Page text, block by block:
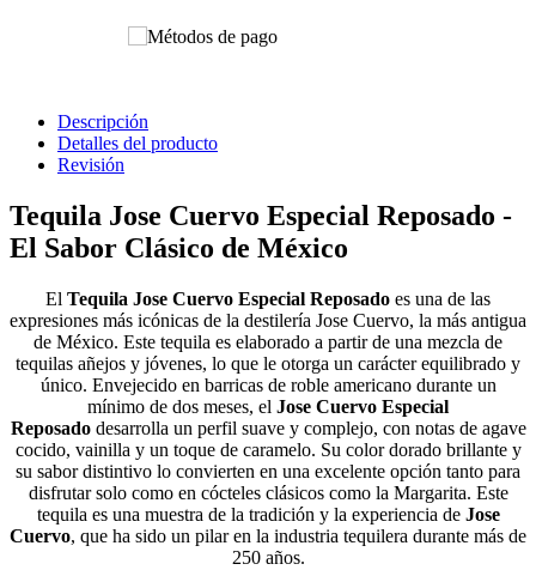
Descripción
Detalles del producto
Revisión
Tequila Jose Cuervo Especial Reposado -
El Sabor Clásico de México
El Tequila Jose Cuervo Especial Reposado es una de las
expresiones más icónicas de la destilería Jose Cuervo, la más antigua
de México. Este tequila es elaborado a partir de una mezcla de
tequilas añejos y jóvenes, lo que le otorga un carácter equilibrado y
único. Envejecido en barricas de roble americano durante un
mínimo de dos meses, el Jose Cuervo Especial
Reposadodesarrolla un perfil suave y complejo, con notas de agave
cocido, vainilla y un toque de caramelo. Su color dorado brillante y
su sabor distintivo lo convierten en una excelente opción tanto para
disfrutar solo como en cócteles clásicos como la Margarita. Este
tequila es una muestra de la tradición y la experiencia de Jose
Cuervo, que ha sido un pilar en la industria tequilera durante más de
250 años.